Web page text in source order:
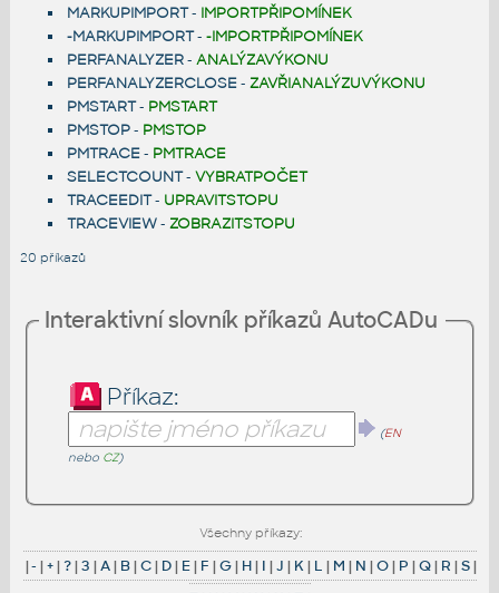
MARKUPIMPORT- IMPORTPŘIPOMÍNEK
-MARKUPIMPORT- -IMPORTPŘIPOMÍNEK
PERFANALYZER- ANALÝZAVÝKONU
PERFANALYZERCLOSE- ZAVŘIANALÝZUVÝKONU
PMSTART- PMSTART
PMSTOP- PMSTOP
PMTRACE- PMTRACE
SELECTCOUNT- VYBRATPOČET
TRACEEDIT- UPRAVITSTOPU
TRACEVIEW- ZOBRAZITSTOPU
20 příkazů
Interaktivní slovník příkazů AutoCADu
Příkaz:
(EN
nebo CZ)
Všechny příkazy:
|- |+|?|3 |A| B|C| D| E| F |G| H| I |J | K| L | M | N |O| P |Q| R |S|